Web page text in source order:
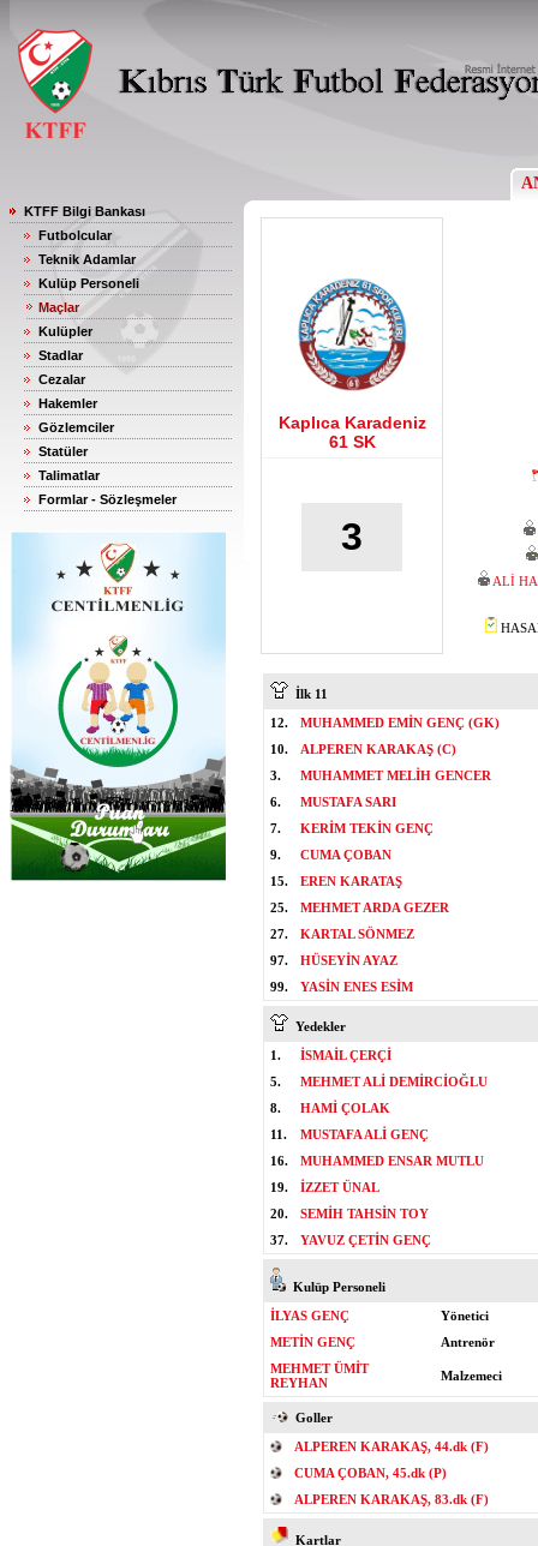
KTFF Bilgi Bankası
Futbolcular
Teknik Adamlar
Kulüp Personeli
Maçlar
Kulüpler
Stadlar
Cezalar
Hakemler
Gözlemciler
Statüler
Talimatlar
Formlar - Sözleşmeler
Kaplıca Karadeniz
61 SK
3
ALİ
İlk 11
12.
MUHAMMED EMİN GENÇ (GK)
10.
ALPEREN KARAKAŞ (C)
3.
MUHAMMET MELİH GENCER
6.
MUSTAFA SARI
7.
KERİM TEKİN GENÇ
9.
CUMA ÇOBAN
15.
EREN KARATAŞ
25.
MEHMET ARDA GEZER
27.
KARTAL SÖNMEZ
97.
HÜSEYİN AYAZ
99.
YASİN ENES ESİM
Yedekler
1.
İSMAİL ÇERÇİ
5.
MEHMET ALİ DEMİRCİOĞLU
8.
HAMİ ÇOLAK
11.
MUSTAFA ALİ GENÇ
16.
MUHAMMED ENSAR MUTLU
19.
İZZET ÜNAL
20.
SEMİH TAHSİN TOY
37.
YAVUZ ÇETİN GENÇ
Kulüp Personeli
İLYAS GENÇ
Yönetici
METİN GENÇ
Antrenör
MEHMET ÜMİT
REYHAN
Malzemeci
Goller
ALPEREN KARAKAŞ, 44.dk (F)
CUMA ÇOBAN, 45.dk (P)
ALPEREN KARAKAŞ, 83.dk (F)
Kartlar